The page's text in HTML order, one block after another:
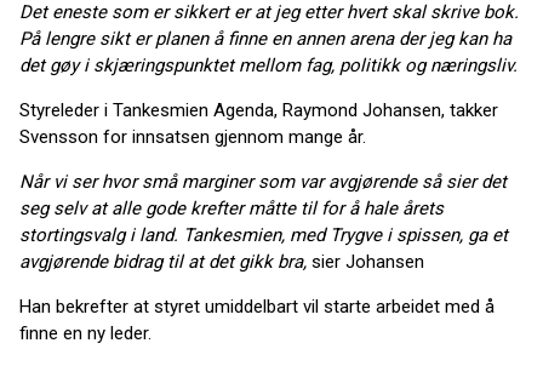
Det eneste som er sikkert er at jeg etter hvert skal skrive bok.
På lengre sikt er planen å finne en annen arena der jeg kan ha
det gøy i skjæringspunktet mellom fag, politikk og næringsliv.
Styreleder i Tankesmien Agenda, Raymond Johansen, takker
Svensson for innsatsen gjennom mange år.
Når vi ser hvor små marginer som var avgjørende så sier det
seg selv at alle gode krefter måtte til for å hale årets
stortingsvalg i land. Tankesmien, med Trygve i spissen, ga et
avgjørende bidrag til at det gikk bra, sier Johansen
Han bekrefter at styret umiddelbart vil starte arbeidet med å
finne en ny leder.